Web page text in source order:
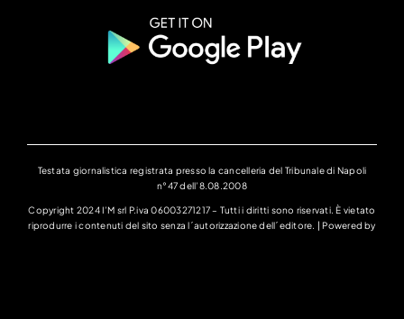
Testata giornalistica registrata presso la cancelleria del Tribunale di Napoli
n°47 dell’8.08.2008
Copyright 2024 I’M srl P.iva 06003271217 – Tutti i diritti sono riservati. È vietato
riprodurre i contenuti del sito senza l´autorizzazione dell´editore. | Powered by